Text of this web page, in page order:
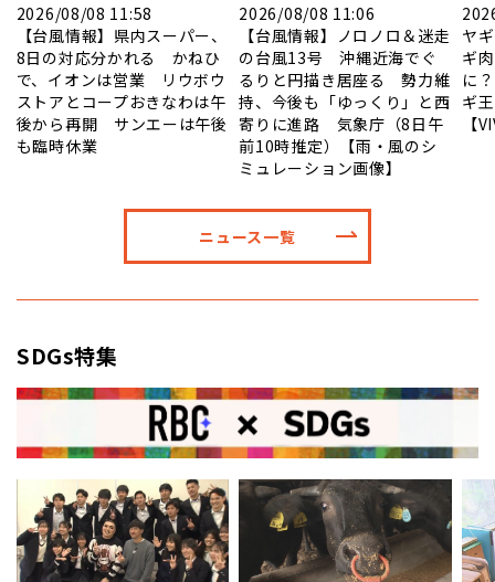
2026/08/08 11:58
【台風情報】県内スーパー、
8日の対応分かれる かねひ
で、イオンは営業 リウボウ
ストアとコープおきなわは午
後から再開 サンエーは午後
も臨時休業
2026/08/08 11:06
【台風情報】ノロノロ＆迷走
の台風13号 沖縄近海でぐ
るりと円描き居座る 勢力維
持、今後も「ゆっくり」と西
寄りに進路 気象庁（8日午
前10時推定）【雨・風のシ
ミュレーション画像】
ヤ
ギ
に
ギ
【
ニュース一覧
SDGs特集